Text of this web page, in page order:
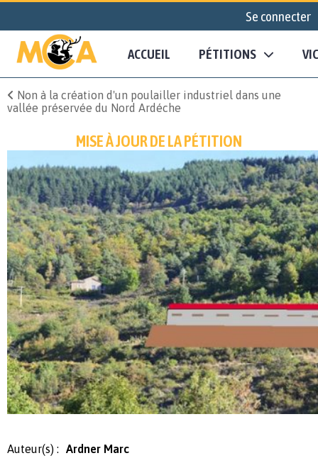
Se connecter
ACCUEIL PÉTITIONS
Non à la création d'un poulailler industriel dans une
vallée préservée du Nord Ardéche
MISE À JOUR DE LA PÉTITION
Auteur(s) : Ardner Marc